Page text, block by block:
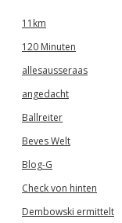
11km
120 Minuten
allesausseraas
angedacht
Ballreiter
Beves Welt
Blog-G
Check von hinten
Dembowski ermittelt